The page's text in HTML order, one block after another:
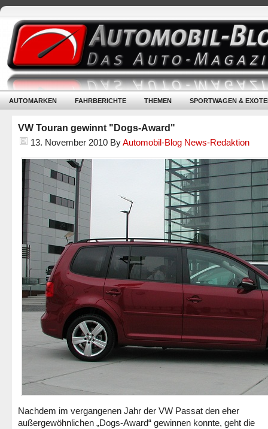
AUTOMARKEN FAHRBERICHTE THEMEN SPORTWAGEN &
VW Touran gewinnt "Dogs-Award"
13. November 2010 ByAutomobil-Blog News-Redaktion
Nachdem im vergangenen Jahr der VW Passat den eher
außergewöhnlichen „Dogs-Award“ gewinnen konnte, geht die